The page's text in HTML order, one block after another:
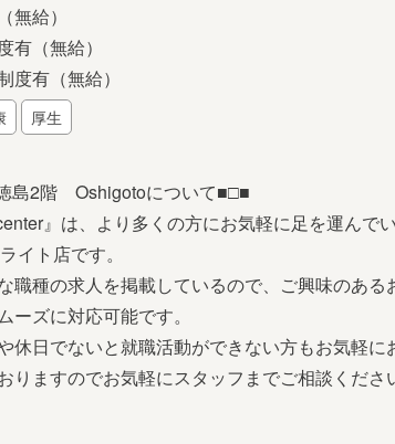
無給）
有（無給）
度有（無給）
厚生
島2階 Oshigotoについて■□■
』は、より多くの方にお気軽に足を運んで
イト店です。
職種の求人を掲載しているので、ご興味のあ
ーズに対応可能です。
休日でないと就職活動ができない方もお気軽
りますのでお気軽にスタッフまでご相談くださ